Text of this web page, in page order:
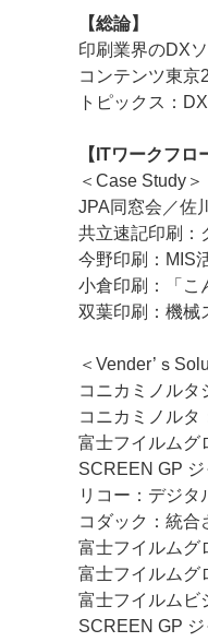
【総論】
印刷業界のDX
コンテンツ東京
トピックス：
【ITワークフロ
＜Case Study＞
JPA同窓会／佐
共立速記印刷：
今野印刷：MIS
小倉印刷：「こ
双葉印刷：機械
＜Vender’ｓ
コニカミノルタ
コニカミノルタ
富士フイルムグ
SCREEN GP
リコー：デジ
コダック：統合
富士フイルムグ
富士フイルムグ
富士フイルムビ
SCREEN GP